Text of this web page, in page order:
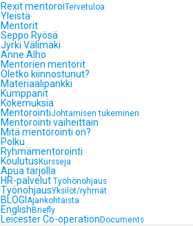
Rexit mentoroiTervetuloa
Yleistä
Mentorit
Seppo Ryösä
Jyrki Välimäki
Anne Alho
Mentorien mentorit
Oletko kiinnostunut?
Materiaalipankki
Kumppanit
Kokemuksia
MentorointiJohtamisen tukeminen
Mentorointi vaiheittain
Mitä mentorointi on?
Polku
Ryhmämentorointi
Koulutus Kursseja
Apua tarjolla
HR-palvelut Työhönohjaus
TyönohjausYksilöt/ryhmät
BLOGI Ajankohtaista
English Briefly
Leicester Co-operation Documents